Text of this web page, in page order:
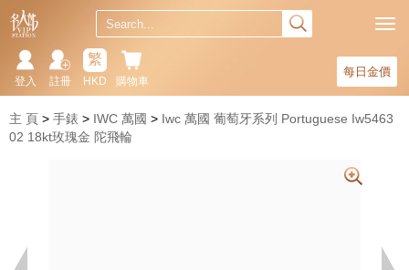
每日金價
購物車
繁
HKD
註冊
登入
主 頁 手錶 IWC 萬國
Iwc 萬國 葡萄牙系列 Portuguese Iw5463
02 18kt玫瑰金 陀飛輪